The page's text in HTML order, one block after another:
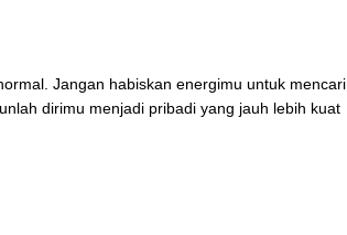
Jangan habiskan energimu untuk mencari
dirimu menjadi pribadi yang jauh lebih kuat